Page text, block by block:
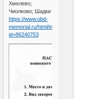
Хмелево;
Чиолково; Шадки
https://www.obd-
memorial.ru/html/info.htm?
id=86240753